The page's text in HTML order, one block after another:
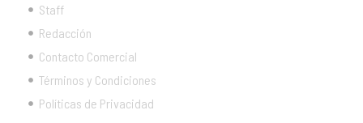
Staff
Redacción
Contacto Comercial
Términos y Condiciones
Políticas de Privacidad